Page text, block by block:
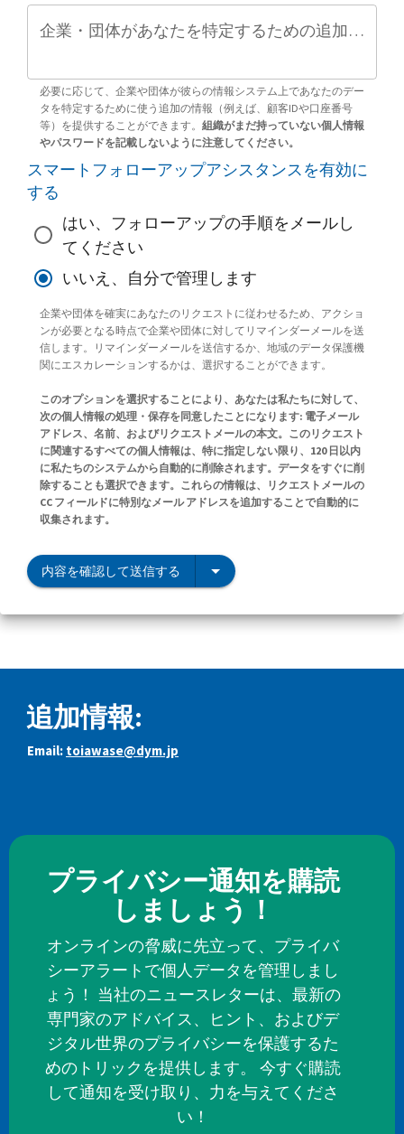
企業・団体があなたを特定するための追加情報（任意）
必要に応じて、企業や団体が彼らの情報システム上であなたのデー
タを特定するために使う追加の情報（例えば、顧客IDや口座番号
等）を提供することができます。 組織がまだ持っていない個人情報
やパスワードを記載しないように注意してください。
スマートフォローアップアシスタンスを有効に
する
はい、フォローアップの手順をメールし
てください
いいえ、自分で管理します
企業や団体を確実にあなたのリクエストに従わせるため、アクショ
ンが必要となる時点で企業や団体に対してリマインダーメールを送
信します。リマインダーメールを送信するか、地域のデータ保護機
関にエスカレーションするかは、選択することができます。
このオプションを選択することにより、あなたは私たちに対して、
次の個人情報の処理・保存を同意したことになります: 電子メール
アドレス、名前、およびリクエストメールの本文。このリクエスト
に関連するすべての個人情報は、特に指定しない限り、120 日以内
に私たちのシステムから自動的に削除されます。データをすぐに削
除することも選択できます。これらの情報は、リクエストメールの
CC フィールドに特別なメール アドレスを追加することで自動的に
収集されます。
内容を確認して送信する
追加情報:
Email: toiawase@dym.jp
プライバシー通知を購読
しましょう！
オンラインの脅威に先立って、プライバ
シーアラートで個人データを管理しまし
ょう！ 当社のニュースレターは、最新の
専門家のアドバイス、ヒント、およびデ
ジタル世界のプライバシーを保護するた
めのトリックを提供します。 今すぐ購読
して通知を受け取り、力を与えてくださ
い！